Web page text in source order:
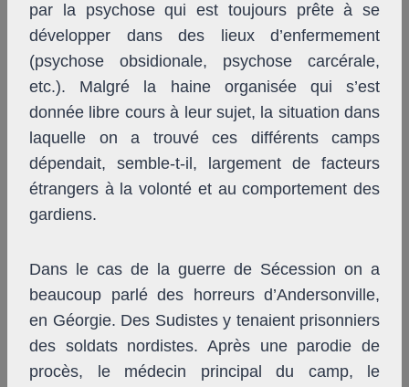
par la psychose qui est toujours prête à se
développer dans des lieux d’enfermement
(psychose obsidionale, psychose carcérale,
etc.). Malgré la haine organisée qui s’est
donnée libre cours à leur sujet, la situation dans
laquelle on a trouvé ces différents camps
dépendait, semble-t-il, largement de facteurs
étrangers à la volonté et au comportement des
gardiens.
Dans le cas de la guerre de Sécession on a
beaucoup parlé des horreurs d’Andersonville,
en Géorgie. Des Sudistes y tenaient prisonniers
des soldats nordistes. Après une parodie de
procès, le médecin principal du camp, le